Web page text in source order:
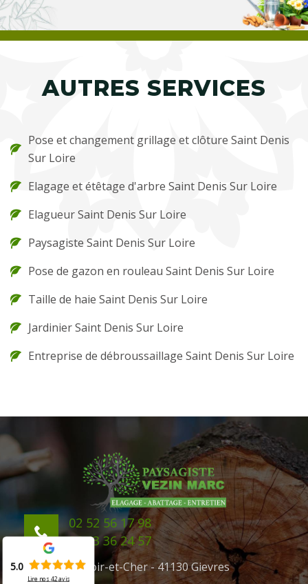
AUTRES SERVICES
Pose et changement grillage et clôture Saint Denis
Sur Loire
Elagage et étêtage d'arbre Saint Denis Sur Loire
Elagueur Saint Denis Sur Loire
Paysagiste Saint Denis Sur Loire
Pose de gazon en rouleau Saint Denis Sur Loire
Taille de haie Saint Denis Sur Loire
Jardinier Saint Denis Sur Loire
Entreprise de débroussaillage Saint Denis Sur Loire
02 52 56 17 98
06 43 36 24 57
41 Loir-et-Cher - 41130 Gievres
5.0
Lire nos 42avis